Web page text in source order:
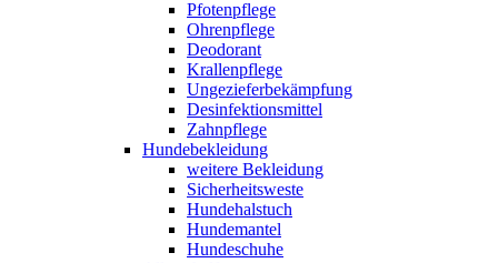
Pfotenpflege
Ohrenpflege
Deodorant
Krallenpflege
Ungezieferbekämpfung
Desinfektionsmittel
Zahnpflege
Hundebekleidung
weitere Bekleidung
Sicherheitsweste
Hundehalstuch
Hundemantel
Hundeschuhe